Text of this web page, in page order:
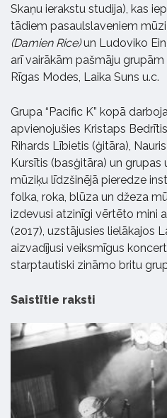
Skaņu ierakstu studija), kas
tādiem pasaulslaveniem
(Damien Rice)un Ludoviko
arī vairākām pašmāju grupām
Rīgas Modes, Laika Suns u.c.
Grupa “Pacific K” kopā
apvienojušies Kristaps
Rihards Lībietis (ģitāra),
Kursītis (basģitāra) un
mūziķu līdzšinējā pieredze
folka, roka, blūza un džeza
izdevusi atzinīgi vērtēto mini
(2017), uzstājusies lielākajos
aizvadījusi veiksmīgus
starptautiski zināmo britu
Saistītie raksti